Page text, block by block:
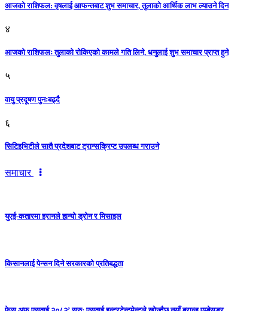
आजकाे राशिफल: वृषलाई आफन्तबाट शुभ समाचार, तुलाकाे आर्थिक लाभ ल्याउने दिन
४
आजको राशिफलः तुलाकाे रोकिएको कामले गति लिने, धनुलाई शुभ समाचार प्राप्त हुने
५
वायु प्रदूषण पुनःबढ्दै
६
सिटिइभिटीले सातै प्रदेशबाट ट्रान्सक्रिप्ट उपलब्ध गराउने
समाचार
युएई-कतारमा इरानले हान्यो ड्रोन र मिसाइल
किसानलाई पेन्सन दिने सरकारको प्रतिबद्धता